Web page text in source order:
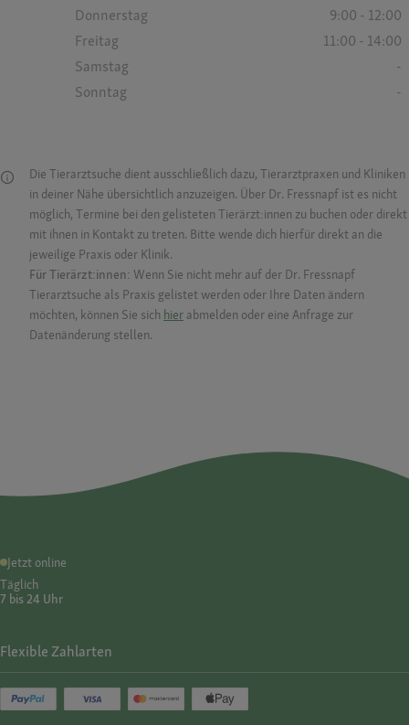
Donnerstag
9:00 - 12:00
Freitag
11:00 - 14:00
Samstag
-
Sonntag
-
Die Tierarztsuche dient ausschließlich dazu, Tierarztpraxen und Kliniken
in deiner Nähe übersichtlich anzuzeigen. Über Dr. Fressnapf ist es nicht
möglich, Termine bei den gelisteten Tierärzt:innen zu buchen oder direkt
mit ihnen in Kontakt zu treten. Bitte wende dich hierfür direkt an die
jeweilige Praxis oder Klinik.
Für Tierärzt:innen: Wenn Sie nicht mehr auf der Dr. Fressnapf
Tierarztsuche als Praxis gelistet werden oder Ihre Daten ändern
möchten, können Sie sich hier abmelden oder eine Anfrage zur
Datenänderung stellen.
Jetzt online
Täglich
7 bis 24 Uhr
Flexible Zahlarten